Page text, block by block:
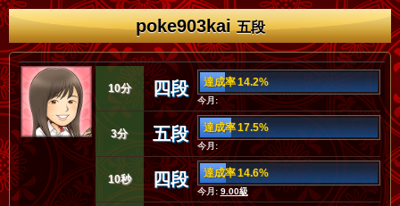
poke903kai五段
10分 四段 達成率 14.2%
今月:
3分 五段 達成率 17.5%
今月:
10秒 四段 達成率 14.6%
今月: 9.00級